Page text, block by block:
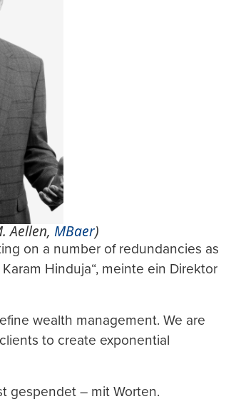
Aellen, MBaer)
on a number of redundancies as
Hinduja“, meinte ein Direktor
wealth management. We are
to create exponential
gespendet – mit Worten.